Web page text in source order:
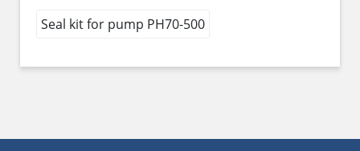
Seal kit for pump PH70-500